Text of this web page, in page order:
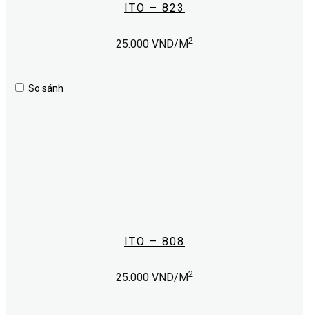
ITO – 823
25.000 VND/M2
So sánh
ITO – 808
25.000 VND/M2